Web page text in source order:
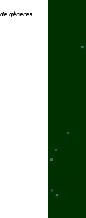
gèneres